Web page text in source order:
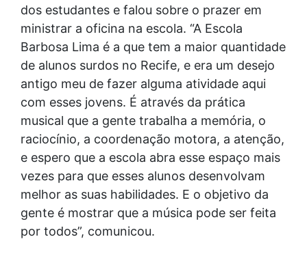
dos estudantes e falou sobre o prazer em
ministrar a oficina na escola. “A Escola
Barbosa Lima é a que tem a maior quantidade
de alunos surdos no Recife, e era um desejo
antigo meu de fazer alguma atividade aqui
com esses jovens. É através da prática
musical que a gente trabalha a memória, o
raciocínio, a coordenação motora, a atenção,
e espero que a escola abra esse espaço mais
vezes para que esses alunos desenvolvam
melhor as suas habilidades. E o objetivo da
gente é mostrar que a música pode ser feita
por todos”, comunicou.